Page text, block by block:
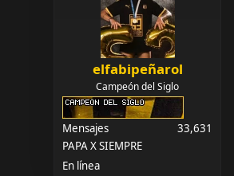
elfabipeñarol
Campeón del Siglo
Mensajes
33,631
PAPA X SIEMPRE
En línea